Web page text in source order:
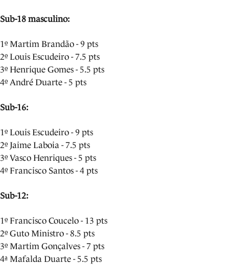
Sub-18 masculino:
1º Martim Brandão - 9 pts
2º Louis Escudeiro - 7.5 pts
3º Henrique Gomes - 5.5 pts
4º André Duarte - 5 pts
Sub-16:
1º Louis Escudeiro - 9 pts
2º Jaime Laboia - 7.5 pts
3º Vasco Henriques - 5 pts
4º Francisco Santos - 4 pts
Sub-12:
1º Francisco Coucelo - 13 pts
2º Guto Ministro - 8.5 pts
3º Martim Gonçalves - 7 pts
4ª Mafalda Duarte - 5.5 pts